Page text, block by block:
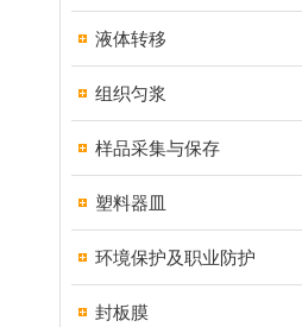
液体转移
组织匀浆
样品采集与保存
塑料器皿
环境保护及职业防护
封板膜